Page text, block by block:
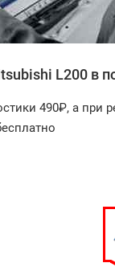
L200 в
490₽, а при